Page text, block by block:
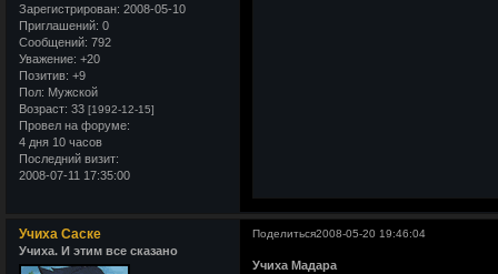
Зарегистрирован: 2008-05-10
Приглашений: 0
Сообщений: 792
Уважение: +20
Позитив: +9
Пол: Мужской
Возраст: 33 [1992-12-15]
Провел на форуме:
4 дня 10 часов
Последний визит:
2008-07-11 17:35:00
Поделиться2008-05-20 19:46:04
Учиха Саске
Учиха. И этим все сказано
Учиха Мадара